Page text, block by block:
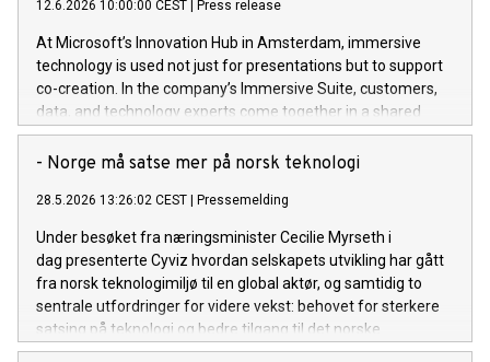
12.6.2026 10:00:00 CEST Press release
At Microsoft’s Innovation Hub in Amsterdam, immersive
technology is used not just for presentations but to support
co-creation. In the company’s Immersive Suite, customers,
data, and technology experts come together in a shared
environment to address challenges more effectively.
- Norge må satse mer på norsk teknologi
28.5.2026 13:26:02 CEST Pressemelding
Under besøket fra næringsminister Cecilie Myrseth i
dag presenterte Cyviz hvordan selskapets utvikling har gått
fra norsk teknologimiljø til en global aktør, og samtidig to
sentrale utfordringer for videre vekst: behovet for sterkere
satsing på teknologi og bedre tilgang til det norske
forsvarsmarkedet.